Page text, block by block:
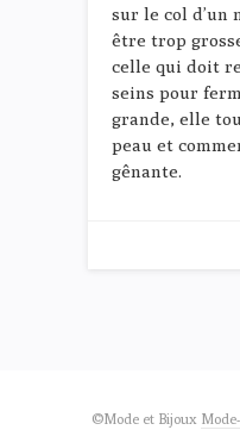
sur le col d’un
être trop
celle qui doit
seins pour
grande, elle
peau et
gênante.
©Mode et Bijoux